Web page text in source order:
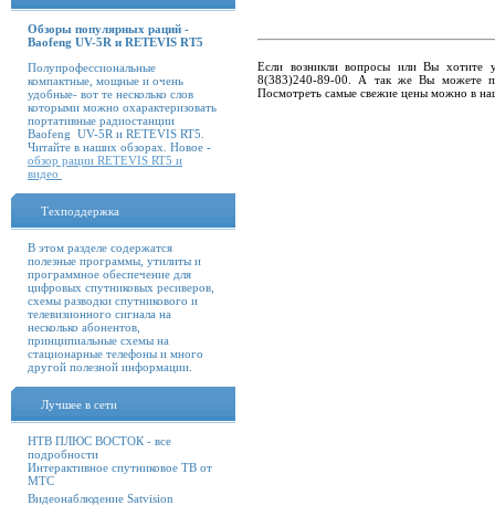
Обзоры популярных раций -
Baofeng UV-5R и RETEVIS RT5
Полупрофессиональные
компактные, мощные и очень
удобные- вот те несколько слов
которыми можно охарактеризовать
портативные радиостанции
Baofeng UV-5R и RETEVIS RT5.
Читайте в наших обзорах. Новое -
обзор рации RETEVIS RT5 и
видео
Техподдержка
В этом разделе содержатся
полезные программы, утилиты и
программное обеспечение для
цифровых спутниковых ресиверов,
схемы разводки спутникового и
телевизионного сигнала на
несколько абонентов,
принципиальные схемы на
стационарные телефоны и много
другой полезной информации.
Лучшее в сети
НТВ ПЛЮС ВОСТОК - все
подробности
Интерактивное спутниковое ТВ от
МТС
Видеонаблюдение Satvision
Если возникли вопросы или Вы хотите
8(383)240-89-00. А так же Вы можете
Посмотреть самые свежие цены можно в